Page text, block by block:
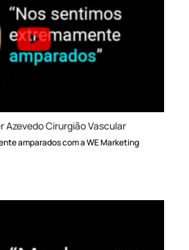
Azevedo Cirurgião Vascular
amparados com a WE Marketing